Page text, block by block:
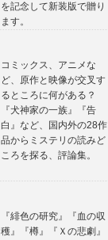
を記念して新装版で贈り
ます。
コミックス、アニメな
ど、原作と映像が交叉す
るところに何がある？
『犬神家の一族』『告
白』など、国内外の28作
品からミステリの読みど
ころを探る、評論集。
『緋色の研究』『血の収
穫』『樽』『Ｘの悲劇』